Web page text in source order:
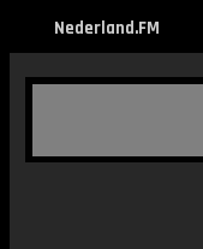
Nederland.FM